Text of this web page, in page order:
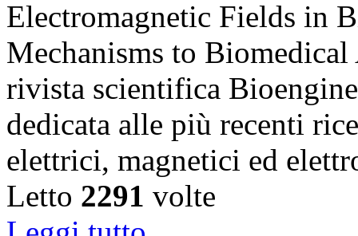
Electromagnetic Fields in
Mechanisms to
rivista scientifica
dedicata alle più recenti
elettrici, magnetici ed
Letto 2291 volte